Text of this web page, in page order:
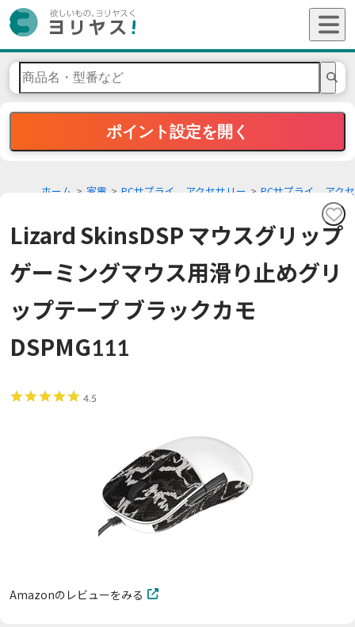
ポイント設定を開く
ホーム 家電 PCサプライ、アクセサリー
PCサプライ、アクセ
Lizard SkinsDSP マウスグリップ
ゲーミングマウス用滑り止めグリ
ップテープ ブラックカモ
DSPMG111
4.5
Amazonのレビューをみる